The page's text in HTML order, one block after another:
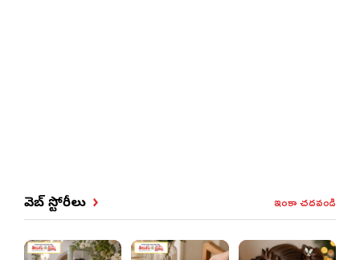
వెబ్ స్టోరీలు ఇంకా చదవండి